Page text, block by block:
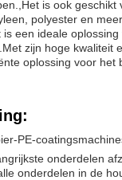
is ook
polyester en meer.
is een ideale
zijn hoge kwaliteit
oplossing voor het
PE-
onderdelen
onderdelen in de